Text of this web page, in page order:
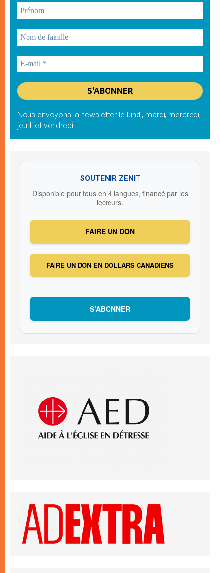
Nous envoyons la newsletter le lundi, mardi, mercredi,
jeudi et vendredi
SOUTENIR ZENIT
Disponible pour tous en 4 langues, financé par les
lecteurs.
FAIRE UN DON
FAIRE UN DON EN DOLLARS CANADIENS
S’ABONNER